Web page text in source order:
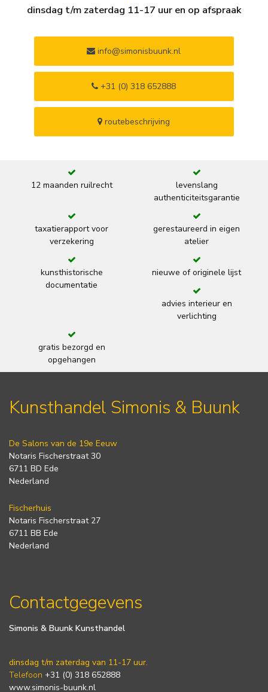
dinsdag t/m zaterdag 11-17 uur en op afspraak
info@simonisbuunk.nl
+31 (0) 318 652888
routebeschrijving
12 maanden ruilrecht
levenslang
authenticiteitsgarantie
taxatierapport voor
verzekering
gerestaureerd in eigen
atelier
kunsthistorische
documentatie
nieuwe of originele lijst
advies interieur en
verlichting
gratis bezorgd en
opgehangen
Kunsthandel Simonis & Buunk
De Salons van de 19e Eeuw
Notaris Fischerstraat 30
6711 BD Ede
Nederland
Fischerhuis
Notaris Fischerstraat 27
6711 BB Ede
Nederland
Contactgegevens
Simonis & Buunk Kunsthandel
dinsdag t/m zaterdag van 11-17 uur.
Telefoon +31 (0) 318 652888
www.simonis-buunk.nl